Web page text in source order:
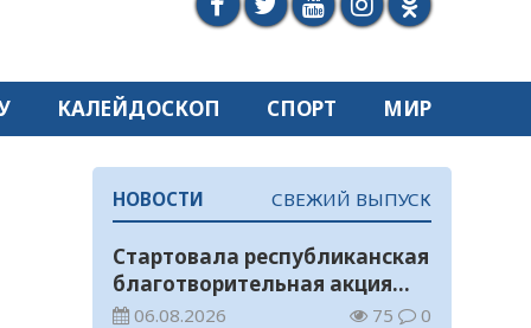
КАЛЕЙДОСКОП СПОРТ МИР
НОВОСТИ СВЕЖИЙ ВЫПУСК
Стартовала республиканская
благотворительная акция
«Дорога в школу»
06.08.2026 75 0